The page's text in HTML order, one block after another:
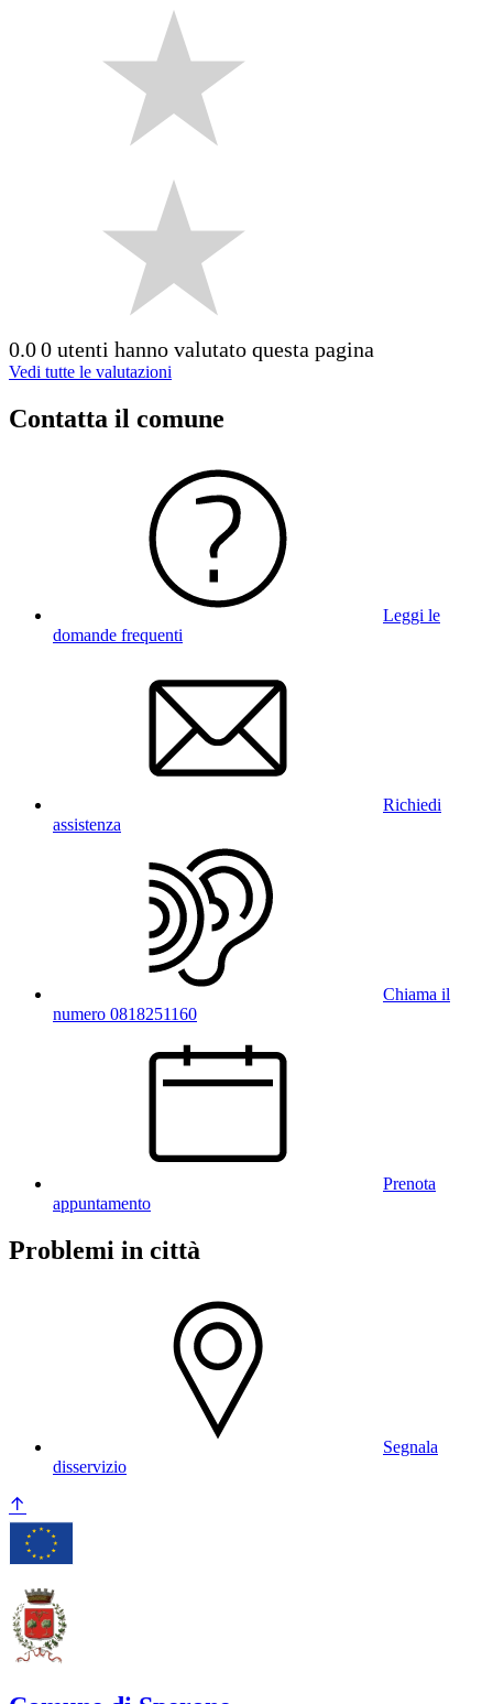
0.00 utenti hanno valutato questa pagina
Vedi tutte le valutazioni
Contatta il comune
Leggi le
domande frequenti
Richiedi
assistenza
Chiama il
numero 0818251160
Prenota
appuntamento
Problemi in città
Segnala
disservizio